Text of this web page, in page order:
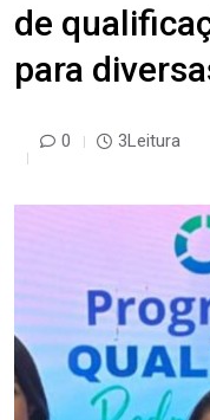
de
para
0 3Leitura